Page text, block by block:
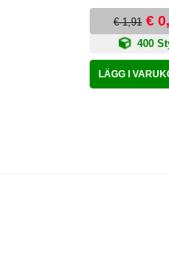
€ 1,91 €
400
LÄGG I